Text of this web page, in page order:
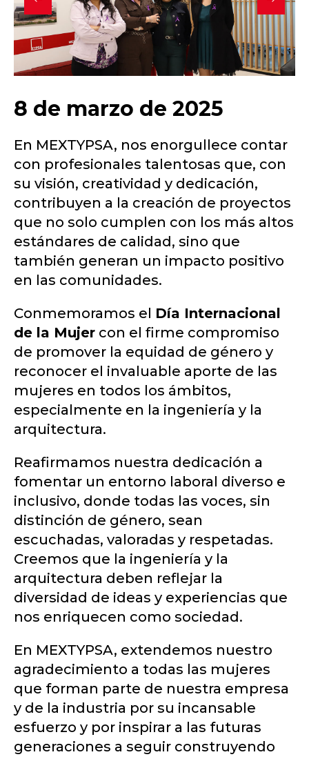
8 de marzo de 2025
En MEXTYPSA, nos enorgullece contar
con profesionales talentosas que, con
su visión, creatividad y dedicación,
contribuyen a la creación de proyectos
que no solo cumplen con los más altos
estándares de calidad, sino que
también generan un impacto positivo
en las comunidades.
Conmemoramos el Día Internacional
de la Mujer con el firme compromiso
de promover la equidad de género y
reconocer el invaluable aporte de las
mujeres en todos los ámbitos,
especialmente en la ingeniería y la
arquitectura.
Reafirmamos nuestra dedicación a
fomentar un entorno laboral diverso e
inclusivo, donde todas las voces, sin
distinción de género, sean
escuchadas, valoradas y respetadas.
Creemos que la ingeniería y la
arquitectura deben reflejar la
diversidad de ideas y experiencias que
nos enriquecen como sociedad.
En MEXTYPSA, extendemos nuestro
agradecimiento a todas las mujeres
que forman parte de nuestra empresa
y de la industria por su incansable
esfuerzo y por inspirar a las futuras
generaciones a seguir construyendo